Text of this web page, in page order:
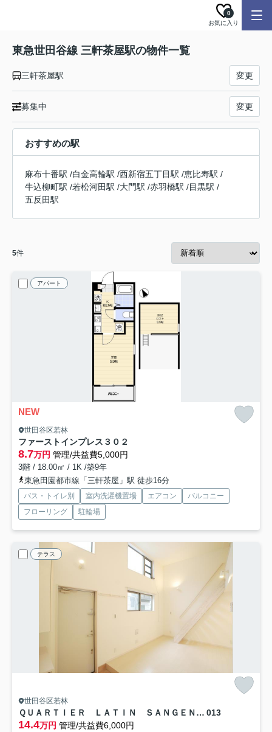
お気に入り
0
東急世田谷線 三軒茶屋駅の物件一覧
三軒茶屋駅 変更
募集中 変更
おすすめの駅
麻布十番駅 /白金高輪駅 /西新宿五丁目駅 /恵比寿駅 /
牛込柳町駅 /若松河田駅 /大門駅 /赤羽橋駅 /目黒駅 /
五反田駅
5件
アパート
NEW
世田谷区若林
ファーストインプレス ３０２
8.7万円 管理/共益費5,000円
3階 / 18.00㎡ / 1K /築9年
東急田園都市線「三軒茶屋」駅 徒歩16分
バス・トイレ別 室内洗濯機置場 エアコン
バルコニー
フローリング
駐輪場
テラス
世田谷区若林
ＱＵＡＲＴＩＥＲ ＬＡＴＩＮ ＳＡＮＧＥＮＣＨＡＹＡ 013
14.4万円 管理/共益費6,000円